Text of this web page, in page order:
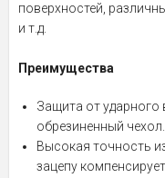
поверхностей,
и т.д.
Преимущества
Защита от ударного
обрезиненный чехол.
Высокая точность
зацепу